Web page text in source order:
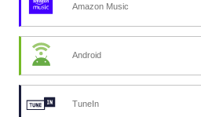
Amazon Music
Android
TuneIn